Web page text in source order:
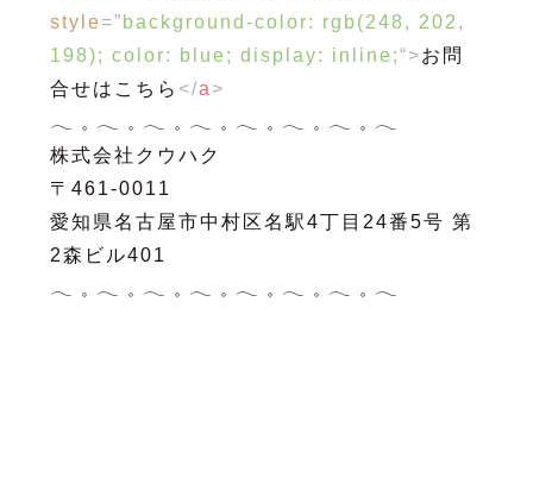
style=” background-color: rgb(248, 202,
198); color: blue; display: inline;“>お問
合せはこちら </a >
𓂃 𓈒 𓂃 𓈒 𓂃 𓈒 𓂃 𓈒 𓂃 𓈒 𓂃 𓈒 𓂃 𓈒 𓂃
株式会社クウハク
〒461-0011
愛知県名古屋市中村区名駅4丁目24番5号 第
2森ビル401
𓂃 𓈒 𓂃 𓈒 𓂃 𓈒 𓂃 𓈒 𓂃 𓈒 𓂃 𓈒 𓂃 𓈒 𓂃